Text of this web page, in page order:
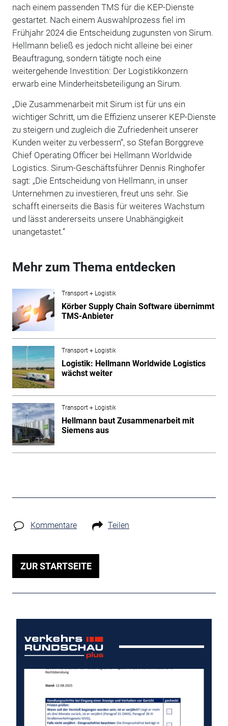
nach einem passenden TMS für die KEP-Dienste
gestartet. Nach einem Auswahlprozess fiel im
Frühjahr 2024 die Entscheidung zugunsten von Sirum.
Hellmann beließ es jedoch nicht alleine bei einer
Beauftragung, sondern tätigte noch eine
weitergehende Investition: Der Logistikkonzern
erwarb eine Minderheitsbeteiligung an Sirum.
„Die Zusammenarbeit mit Sirum ist für uns ein
wichtiger Schritt, um die Effizienz unserer KEP-Dienste
zu steigern und zugleich die Zufriedenheit unserer
Kunden weiter zu verbessern“, so Stefan Borggreve
Chief Operating Officer bei Hellmann Worldwide
Logistics. Sirum-Geschäftsführer Dennis Ringhofer
sagt: „Die Entscheidung von Hellmann, in unser
Unternehmen zu investieren, freut uns sehr. Sie
schafft einerseits die Basis für weiteres Wachstum
und lässt andererseits unsere Unabhängigkeit
unangetastet.“
Mehr zum Thema entdecken
Transport + Logistik
Körber Supply Chain Software übernimmt
TMS-Anbieter
Transport + Logistik
Logistik: Hellmann Worldwide Logistics
wächst weiter
Transport + Logistik
Hellmann baut Zusammenarbeit mit
Siemens aus
Kommentare Teilen
ZUR STARTSEITE